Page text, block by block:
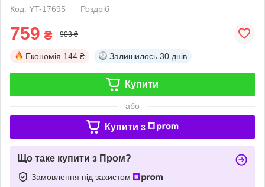
Код: YT-17695
Роздріб
759 ₴ 903 ₴
Економія 144 ₴ Залишилось 30 днів
Купити
або
Купити з
Що таке купити з Пром?
Замовлення під захистом